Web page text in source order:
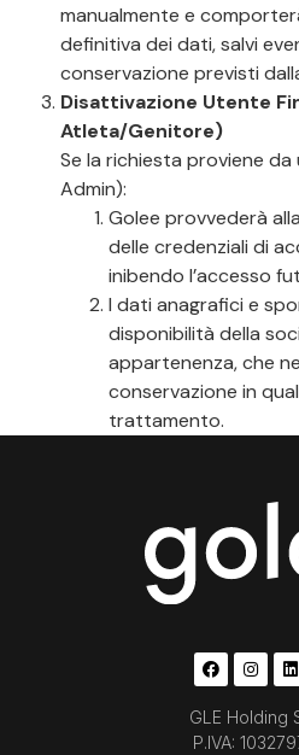
manualmente e
definitiva dei dati, salvi
conservazione previsti
Disattivazione Utente
Atleta/Genitore)
Se la richiesta proviene
Admin):
Golee provvederà
delle credenziali di
inibendo l’accesso
I dati anagrafici e
disponibilità della
appartenenza, che
conservazione in
trattamento.
GLE Holding
P.IVA: